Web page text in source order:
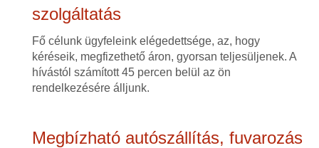
szolgáltatás
Fő célunk ügyfeleink elégedettsége, az, hogy
kéréseik, megfizethető áron, gyorsan teljesüljenek. A
hívástól számított 45 percen belül az ön
rendelkezésére álljunk.
Megbízható autószállítás, fuvarozás